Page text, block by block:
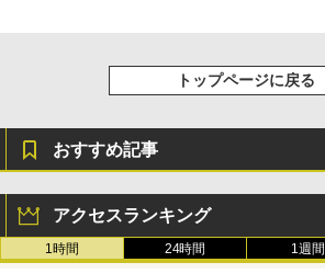
トップページに戻る
おすすめ記事
アクセスランキング
1時間 24時間 1週間